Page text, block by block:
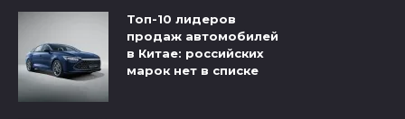
Топ-10 лидеров
продаж автомобилей
в Китае: российских
марок нет в списке